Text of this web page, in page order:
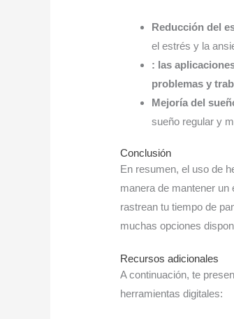
Reducción del
el estrés y la
: las
problemas y
Mejoría del
sueño regular y
Conclusión
En resumen, el uso de
manera de mantener un
rastrean tu tiempo de
muchas opciones
Recursos adicionales
A continuación, te
herramientas digitales: